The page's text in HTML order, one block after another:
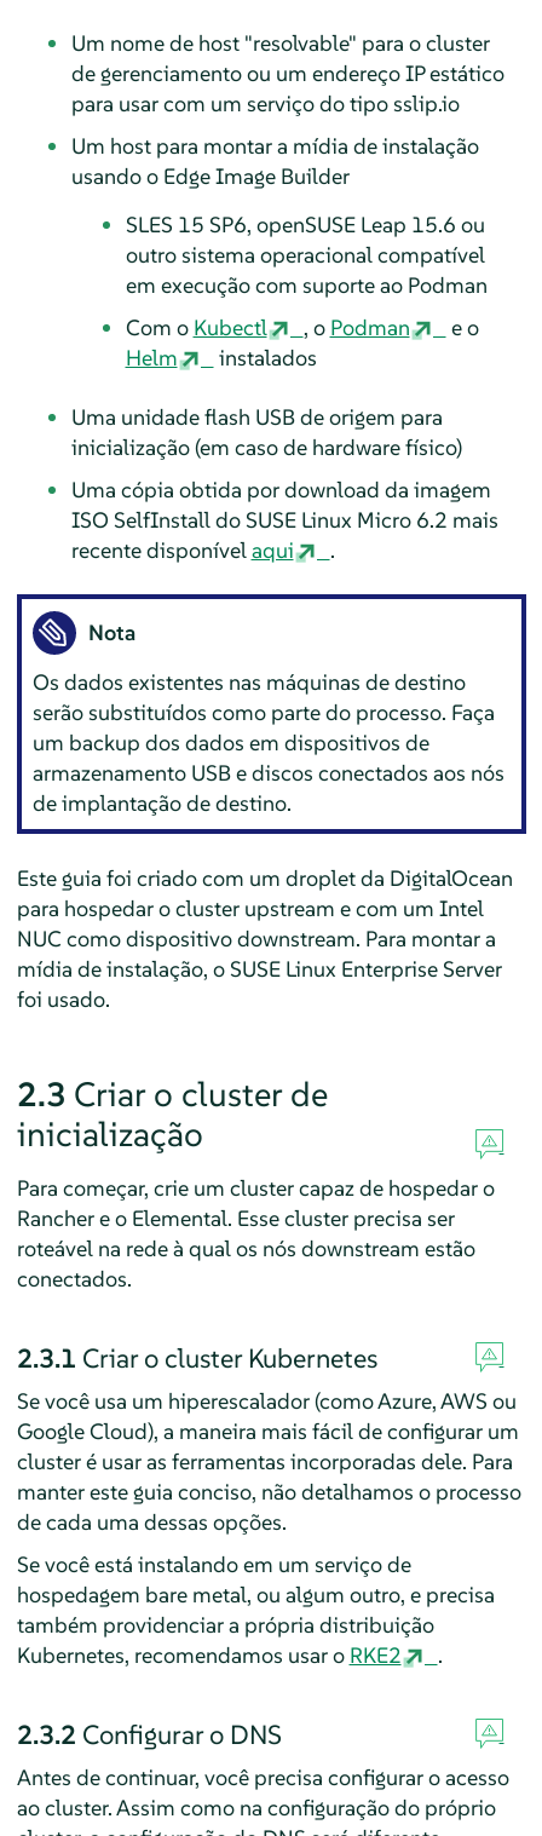
Um nome de host "resolvable" para o cluster
de gerenciamento ou um endereço IP estático
para usar com um serviço do tipo sslip.io
Um host para montar a mídia de instalação
usando o Edge Image Builder
SLES 15 SP6, openSUSE Leap 15.6 ou
outro sistema operacional compatível
em execução com suporte ao Podman
Com o Kubectl , o Podman
e o
Helm
instalados
Uma unidade flash USB de origem para
inicialização (em caso de hardware físico)
Uma cópia obtida por download da imagem
ISO SelfInstall do SUSE Linux Micro 6.2 mais
recente disponívelaqui .
Nota
Os dados existentes nas máquinas de destino
serão substituídos como parte do processo. Faça
um backup dos dados em dispositivos de
armazenamento USB e discos conectados aos nós
de implantação de destino.
Este guia foi criado com um droplet da DigitalOcean
para hospedar o cluster upstream e com um Intel
NUC como dispositivo downstream. Para montar a
mídia de instalação, o SUSE Linux Enterprise Server
foi usado.
2.3 Criar o cluster de
inicialização
Para começar, crie um cluster capaz de hospedar o
Rancher e o Elemental. Esse cluster precisa ser
roteável na rede à qual os nós downstream estão
conectados.
2.3.1 Criar o cluster Kubernetes
Se você usa um hiperescalador (como Azure, AWS ou
Google Cloud), a maneira mais fácil de configurar um
cluster é usar as ferramentas incorporadas dele. Para
manter este guia conciso, não detalhamos o processo
de cada uma dessas opções.
Se você está instalando em um serviço de
hospedagem bare metal, ou algum outro, e precisa
também providenciar a própria distribuição
Kubernetes, recomendamos usar o RKE2 .
2.3.2 Configurar o DNS
Antes de continuar, você precisa configurar o acesso
ao cluster. Assim como na configuração do próprio